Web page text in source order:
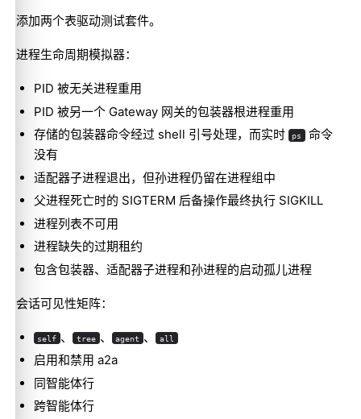
添加两个表驱动测试套件。
进程生命周期模拟器：
PID 被无关进程重用
PID 被另一个 Gateway 网关的包装器根进程重用
存储的包装器命令经过 shell 引号处理，而实时
ps
命令
没有
适配器子进程退出，但孙进程仍留在进程组中
父进程死亡时的 SIGTERM 后备操作最终执行 SIGKILL
进程列表不可用
进程缺失的过期租约
包含包装器、适配器子进程和孙进程的启动孤儿进程
会话可见性矩阵：
self 、 tree 、 agent 、 all
启用和禁用 a2a
同智能体行
跨智能体行